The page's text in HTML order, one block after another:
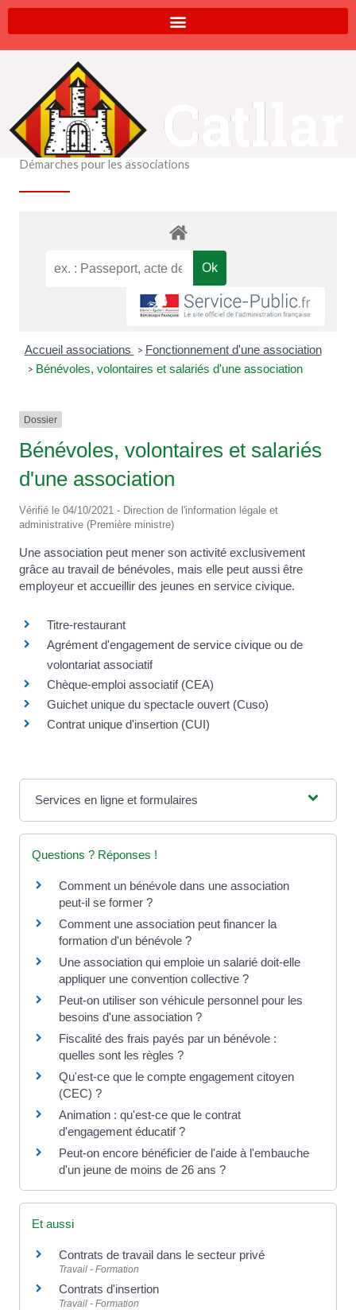
Aller
au
contenu
Démarches pour les associations
Accueil associations > Fonctionnement d'une association
> Bénévoles, volontaires et salariés d'une association
Dossier
Bénévoles, volontaires et salariés
d'une association
Vérifié le 04/10/2021 - Direction de l'information légale et
administrative (Première ministre)
Une association peut mener son activité exclusivement
grâce au travail de bénévoles, mais elle peut aussi être
employeur et accueillir des jeunes en service civique.
Titre-restaurant
Agrément d'engagement de service civique ou de
volontariat associatif
Chèque-emploi associatif (CEA)
Guichet unique du spectacle ouvert (Cuso)
Contrat unique d'insertion (CUI)
Services en ligne et formulaires
Questions ? Réponses !
Comment un bénévole dans une association
peut-il se former ?
Comment une association peut financer la
formation d'un bénévole ?
Une association qui emploie un salarié doit-elle
appliquer une convention collective ?
Peut-on utiliser son véhicule personnel pour les
besoins d'une association ?
Fiscalité des frais payés par un bénévole :
quelles sont les règles ?
Qu'est-ce que le compte engagement citoyen
(CEC) ?
Animation : qu'est-ce que le contrat
d'engagement éducatif ?
Peut-on encore bénéficier de l'aide à l'embauche
d'un jeune de moins de 26 ans ?
Et aussi
Contrats de travail dans le secteur privé
Travail - Formation
Contrats d'insertion
Travail - Formation